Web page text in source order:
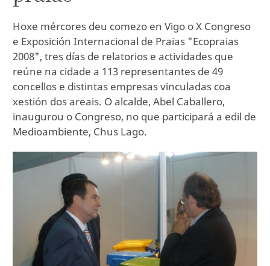
Hoxe mércores deu comezo en Vigo o X Congreso
e Exposición Internacional de Praias "Ecopraias
2008", tres días de relatorios e actividades que
reúne na cidade a 113 representantes de 49
concellos e distintas empresas vinculadas coa
xestión dos areais. O alcalde, Abel Caballero,
inaugurou o Congreso, no que participará a edil de
Medioambiente, Chus Lago.